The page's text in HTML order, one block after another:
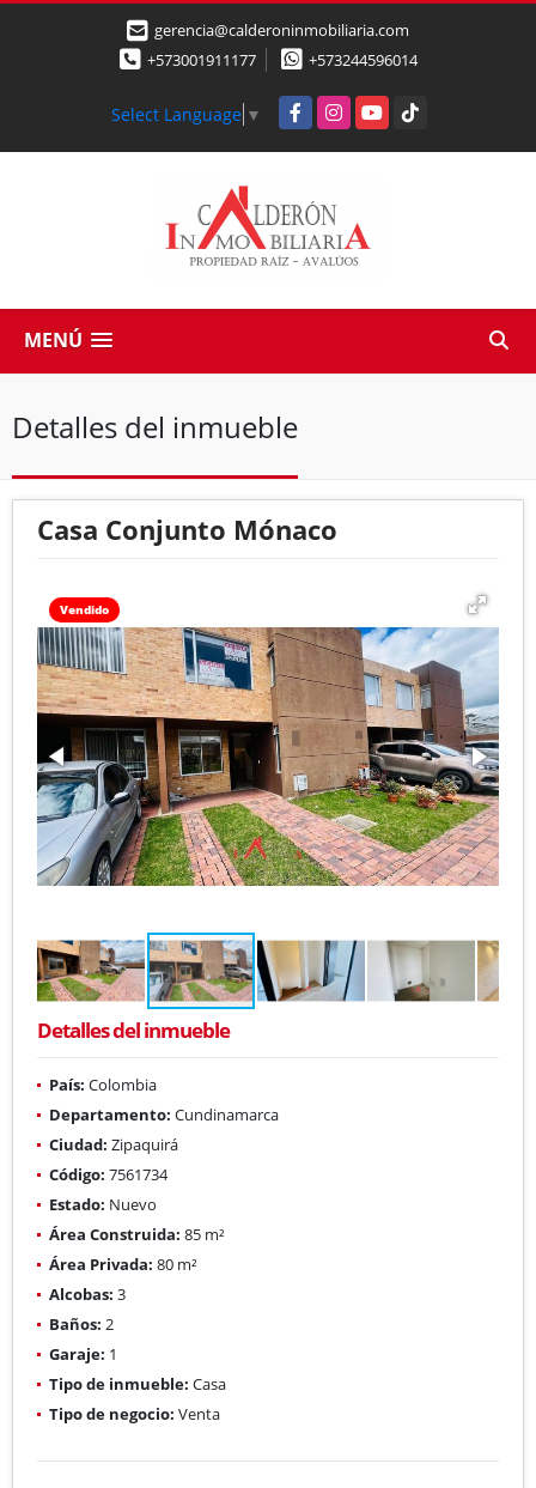
gerencia@calderoninmobiliaria.com
+573001911177
+573244596014
Select Language ▼ FacebookInstagramYouTubeTikTok
MENÚ
Detalles del inmueble
Casa Conjunto Mónaco
Vendido
Detalles del inmueble
País: Colombia
Departamento: Cundinamarca
Ciudad: Zipaquirá
Código: 7561734
Estado: Nuevo
Área Construida: 85 m²
Área Privada: 80 m²
Alcobas: 3
Baños: 2
Garaje: 1
Tipo de inmueble: Casa
Tipo de negocio: Venta